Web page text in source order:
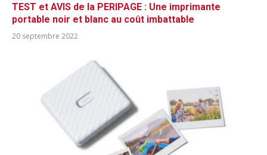
TEST et AVIS de la PERIPAGE : Une imprimante
portable noir et blanc au coût imbattable
20 septembre 2022